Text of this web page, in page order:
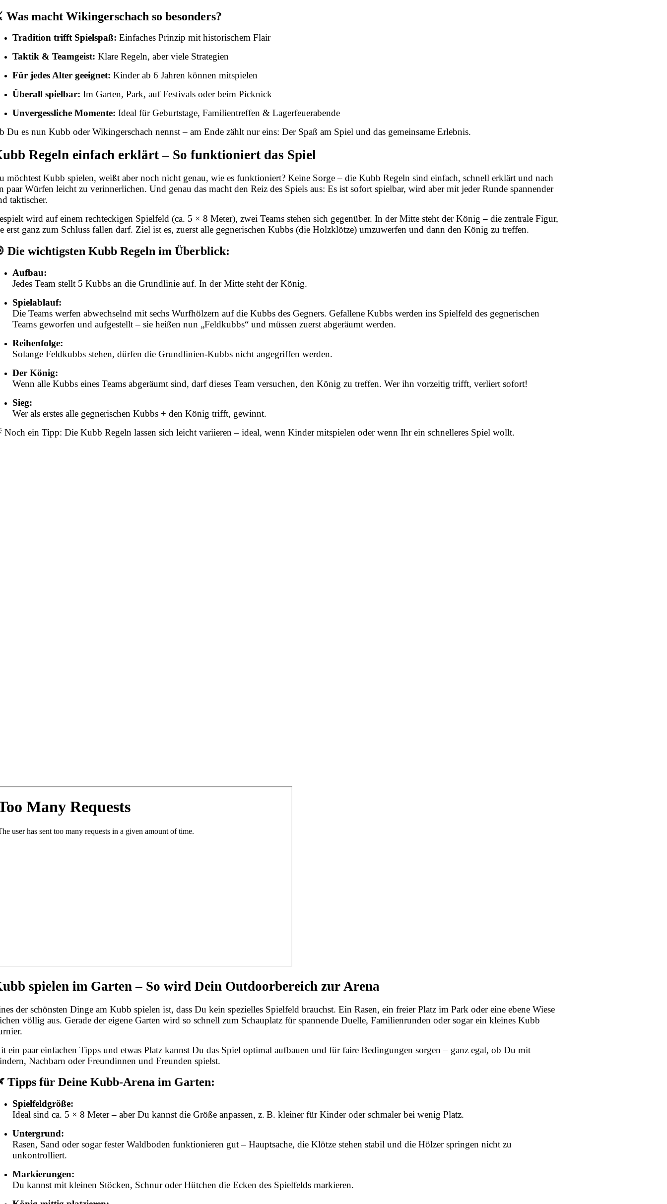
macht Wikingerschach so besonders?
Tradition trifft Spielspaß: Einfaches Prinzip mit historischem Flair
Taktik & Teamgeist: Klare Regeln, aber viele Strategien
Für jedes Alter geeignet: Kinder ab 6 Jahren können mitspielen
Überall spielbar: Im Garten, Park, auf Festivals oder beim Picknick
Unvergessliche Momente: Ideal für Geburtstage, Familientreffen & Lagerfeuerabende
Du es nun Kubb oder Wikingerschach nennst – am Ende zählt nur eins: Der Spaß am Spiel und das gemeinsame Erlebnis.
Regeln einfach erklärt – So funktioniert das Spiel
möchtest Kubb spielen, weißt aber noch nicht genau, wie es funktioniert? Keine Sorge – die Kubb Regeln sind einfach, schnell erklärt und nach
paar Würfen leicht zu verinnerlichen. Und genau das macht den Reiz des Spiels aus: Es ist sofort spielbar, wird aber mit jeder Runde spannender
taktischer.
wird auf einem rechteckigen Spielfeld (ca. 5 × 8 Meter), zwei Teams stehen sich gegenüber. In der Mitte steht der König – die zentrale Figur,
erst ganz zum Schluss fallen darf. Ziel ist es, zuerst alle gegnerischen Kubbs (die Holzklötze) umzuwerfen und dann den König zu treffen.
Die wichtigsten Kubb Regeln im Überblick:
Aufbau:
Jedes Team stellt 5 Kubbs an die Grundlinie auf. In der Mitte steht der König.
Spielablauf:
Die Teams werfen abwechselnd mit sechs Wurfhölzern auf die Kubbs des Gegners. Gefallene Kubbs werden ins Spielfeld des gegnerischen
Teams geworfen und aufgestellt – sie heißen nun „Feldkubbs“ und müssen zuerst abgeräumt werden.
Reihenfolge:
Solange Feldkubbs stehen, dürfen die Grundlinien-Kubbs nicht angegriffen werden.
Der König:
Wenn alle Kubbs eines Teams abgeräumt sind, darf dieses Team versuchen, den König zu treffen. Wer ihn vorzeitig trifft, verliert sofort!
Sieg:
Wer als erstes alle gegnerischen Kubbs + den König trifft, gewinnt.
Noch ein Tipp: Die Kubb Regeln lassen sich leicht variieren – ideal, wenn Kinder mitspielen oder wenn Ihr ein schnelleres Spiel wollt.
spielen im Garten – So wird Dein Outdoorbereich zur Arena
der schönsten Dinge am Kubb spielen ist, dass Du kein spezielles Spielfeld brauchst. Ein Rasen, ein freier Platz im Park oder eine ebene Wiese
völlig aus. Gerade der eigene Garten wird so schnell zum Schauplatz für spannende Duelle, Familienrunden oder sogar ein kleines Kubb
ein paar einfachen Tipps und etwas Platz kannst Du das Spiel optimal aufbauen und für faire Bedingungen sorgen – ganz egal, ob Du mit
Nachbarn oder Freundinnen und Freunden spielst.
Tipps für Deine Kubb-Arena im Garten:
Spielfeldgröße:
Ideal sind ca. 5 × 8 Meter – aber Du kannst die Größe anpassen, z. B. kleiner für Kinder oder schmaler bei wenig Platz.
Untergrund:
Rasen, Sand oder sogar fester Waldboden funktionieren gut – Hauptsache, die Klötze stehen stabil und die Hölzer springen nicht zu
unkontrolliert.
Markierungen:
Du kannst mit kleinen Stöcken, Schnur oder Hütchen die Ecken des Spielfelds markieren.